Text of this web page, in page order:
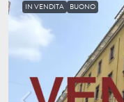
IN VENDITA BUONO